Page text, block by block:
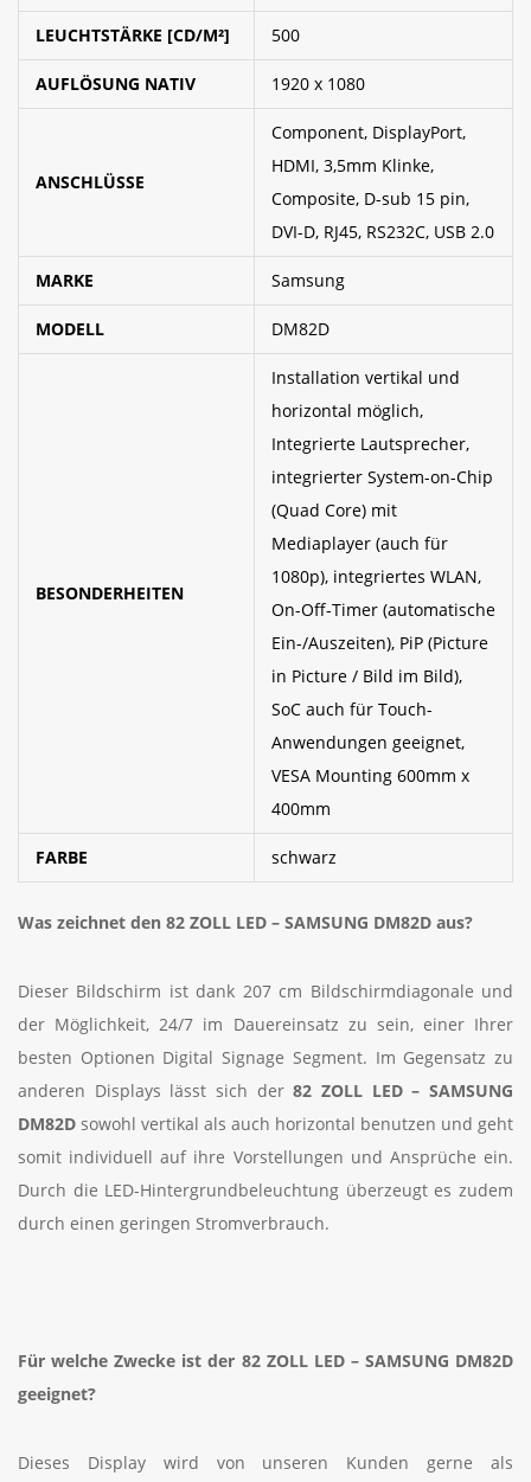
LEUCHTSTÄRKE [CD/M²] 500
AUFLÖSUNG NATIV 1920 x 1080
ANSCHLÜSSE
Component, DisplayPort,
HDMI, 3,5mm Klinke,
Composite, D-sub 15 pin,
DVI-D, RJ45, RS232C, USB 2.0
MARKE Samsung
MODELL DM82D
BESONDERHEITEN
Installation vertikal und
horizontal möglich,
Integrierte Lautsprecher,
integrierter System-on-Chip
(Quad Core) mit
Mediaplayer (auch für
1080p), integriertes WLAN,
On-Off-Timer (automatische
Ein-/Auszeiten), PiP (Picture
in Picture / Bild im Bild),
SoC auch für Touch-
Anwendungen geeignet,
VESA Mounting 600mm x
400mm
FARBE schwarz
Was zeichnet den 82 ZOLL LED – SAMSUNG DM82D aus?
Dieser Bildschirm ist dank 207 cm Bildschirmdiagonale und
der Möglichkeit, 24/7 im Dauereinsatz zu sein, einer Ihrer
besten Optionen Digital Signage Segment. Im Gegensatz zu
anderen Displays lässt sich der82 ZOLL LED – SAMSUNG
DM82D sowohl vertikal als auch horizontal benutzen und geht
somit individuell auf ihre Vorstellungen und Ansprüche ein.
Durch die LED-Hintergrundbeleuchtung überzeugt es zudem
durch einen geringen Stromverbrauch.
Für welche Zwecke ist der 82 ZOLL LED – SAMSUNG DM82D
geeignet?
Dieses Display wird von unseren Kunden gerne als